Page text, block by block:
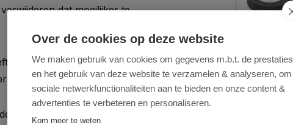
dat moeilijker te
een ergonomisch ontwerp dat
is uitgerust met een
Over de cookies op deze website
We maken gebruik van cookies om gegevens m.b.t. de prestaties
en het gebruik van deze website te verzamelen & analyseren, om
sociale netwerkfunctionaliteiten aan te bieden en onze content &
advertenties te verbeteren en personaliseren.
Kom meer te weten